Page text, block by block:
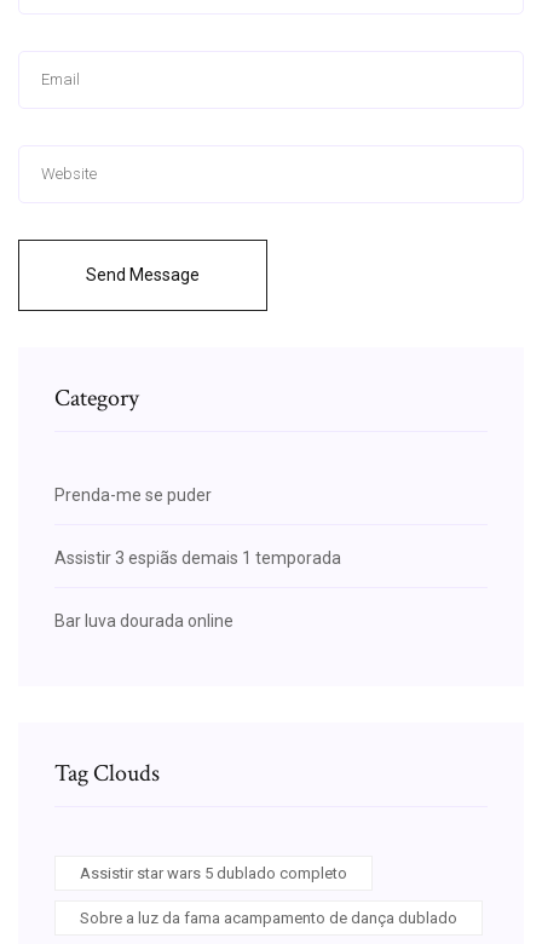
Send Message
Category
Prenda-me se puder
Assistir 3 espiãs demais 1 temporada
Bar luva dourada online
Tag Clouds
Assistir star wars 5 dublado completo
Sobre a luz da fama acampamento de dança dublado